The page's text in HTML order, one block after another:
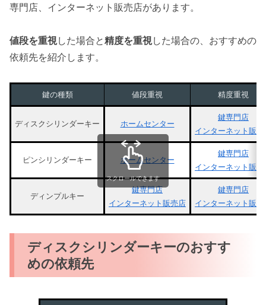
専門店、インターネット販売店があります。
値段を重視した場合と精度を重視した場合の、おすすめの
依頼先を紹介します。
鍵の種類 値段重視 精度重視
ディスクシリンダーキー ホームセンター
鍵専門店
インターネット販売
ピンシリンダーキー ホームセンター
鍵専門店
インターネット販売
ディンプルキー
鍵専門店
インターネット販売店
鍵専門店
インターネット販売
スクロールできます
ディスクシリンダーキーのおすす
めの依頼先